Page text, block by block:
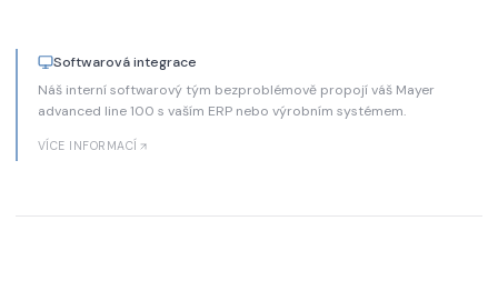
Softwarová integrace
Náš interní softwarový tým bezproblémově propojí váš Mayer
advanced line 100 s vaším ERP nebo výrobním systémem.
VÍCE INFORMACÍ